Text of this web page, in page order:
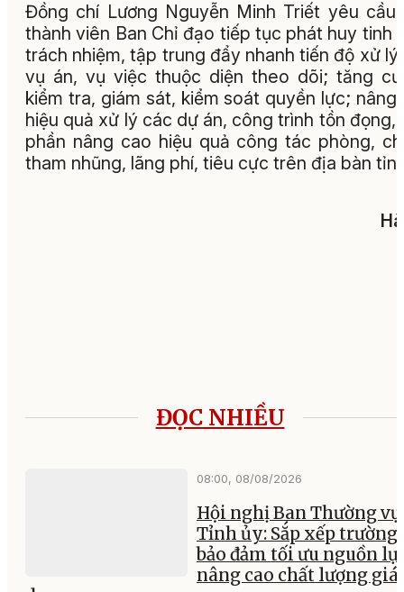
Đồng chí Lương Nguyễn Minh Triết yêu cầu
thành viên Ban Chỉ đạo tiếp tục phát huy tinh
trách nhiệm, tập trung đẩy nhanh tiến độ xử lý
vụ án, vụ việc thuộc diện theo dõi; tăng
kiểm tra, giám sát, kiểm soát quyền lực; nâng
hiệu quả xử lý các dự án, công trình tồn đọng,
phần nâng cao hiệu quả công tác phòng,
tham nhũng, lãng phí, tiêu cực trên địa bàn
ĐỌC NHIỀU
08:00, 08/08/2026
Hội nghị Ban Thường vụ
Tỉnh ủy: Sắp xếp trường
bảo đảm tối ưu nguồn
nâng cao chất lượng